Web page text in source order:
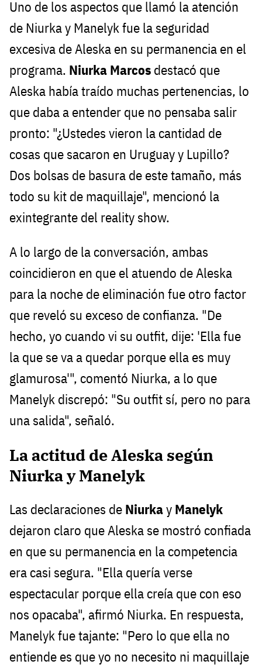
Uno de los aspectos que llamó la atención
de Niurka y Manelyk fue la seguridad
excesiva de Aleska en su permanencia en el
programa. Niurka Marcos destacó que
Aleska había traído muchas pertenencias, lo
que daba a entender que no pensaba salir
pronto: "¿Ustedes vieron la cantidad de
cosas que sacaron en Uruguay y Lupillo?
Dos bolsas de basura de este tamaño, más
todo su kit de maquillaje", mencionó la
exintegrante del reality show.
A lo largo de la conversación, ambas
coincidieron en que el atuendo de Aleska
para la noche de eliminación fue otro factor
que reveló su exceso de confianza. "De
hecho, yo cuando vi su outfit, dije: 'Ella fue
la que se va a quedar porque ella es muy
glamurosa'", comentó Niurka, a lo que
Manelyk discrepó: "Su outfit sí, pero no para
una salida", señaló.
La actitud de Aleska según
Niurka y Manelyk
Las declaraciones de Niurkay Manelyk
dejaron claro que Aleska se mostró confiada
en que su permanencia en la competencia
era casi segura. "Ella quería verse
espectacular porque ella creía que con eso
nos opacaba", afirmó Niurka. En respuesta,
Manelyk fue tajante: "Pero lo que ella no
entiende es que yo no necesito ni maquillaje